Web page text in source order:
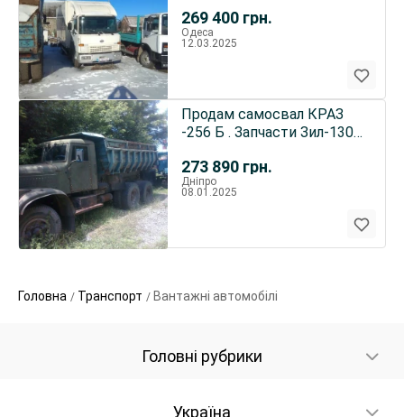
269 400 грн.
Одеса
12.03.2025
273 890 грн.
Продам самосвал КРАЗ
-256 Б . Запчасти Зил-130 ,
Дніпро
08.01.2025
Головна Транспорт Вантажні автомобілі
Головні рубрики
Україна